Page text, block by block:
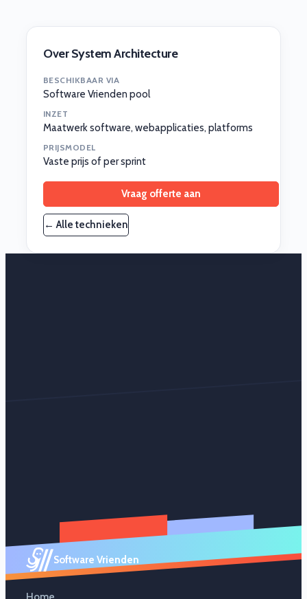
Over System Architecture
BESCHIKBAAR VIA
Software Vrienden pool
INZET
Maatwerk software, webapplicaties, platforms
PRIJSMODEL
Vaste prijs of per sprint
Vraag offerte aan
← Alle technieken
Software Vrienden